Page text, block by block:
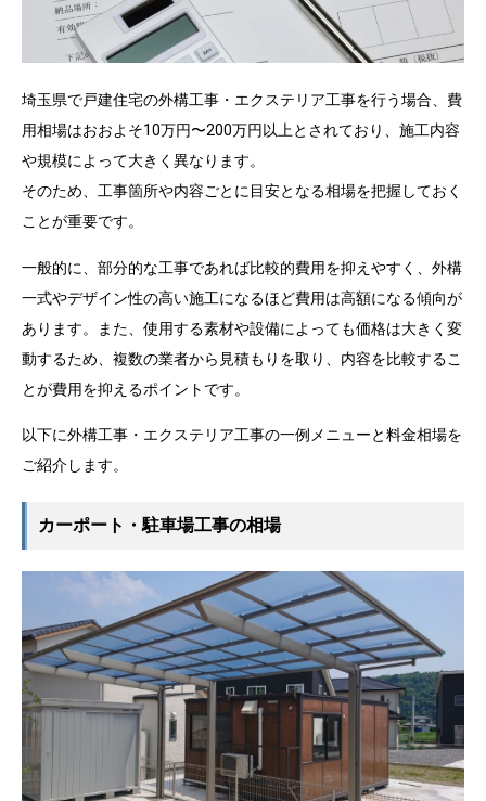
埼玉県で戸建住宅の外構工事・エクステリア工事を行う場合、費
用相場はおおよそ10万円〜200万円以上とされており、施工内容
や規模によって大きく異なります。
そのため、工事箇所や内容ごとに目安となる相場を把握しておく
ことが重要です。
一般的に、部分的な工事であれば比較的費用を抑えやすく、外構
一式やデザイン性の高い施工になるほど費用は高額になる傾向が
あります。また、使用する素材や設備によっても価格は大きく変
動するため、複数の業者から見積もりを取り、内容を比較するこ
とが費用を抑えるポイントです。
以下に外構工事・エクステリア工事の一例メニューと料金相場を
ご紹介します。
カーポート・駐車場工事の相場